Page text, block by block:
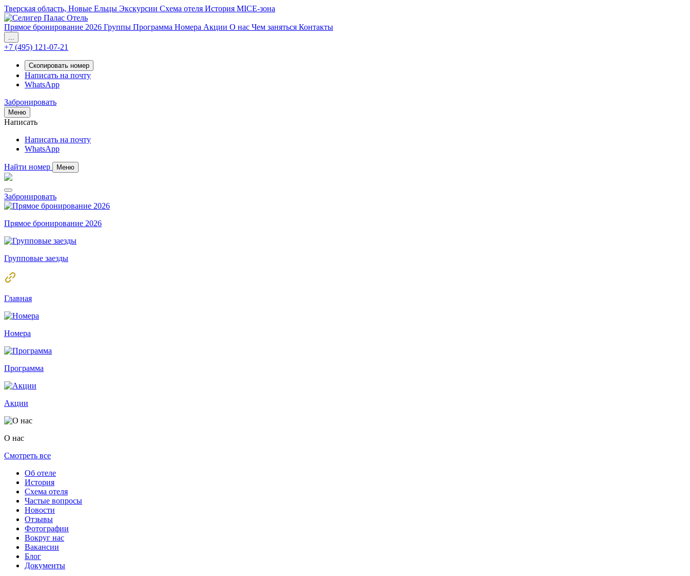
Тверская область, Новые Ельцы Экскурсии Схема отеля История MICE-зона
Прямое бронирование 2026 Группы Программа Номера Акции О нас Чем заняться Контакты
...
+7 (495) 121-07-21
Скопировать номер
Написать на почту
WhatsApp
Забронировать
Меню
Написать
Написать на почту
WhatsApp
Найти номер Меню
Забронировать
Прямое бронирование 2026
Групповые заезды
Главная
Номера
Программа
Акции
О нас
Смотреть все
Об отеле
История
Схема отеля
Частые вопросы
Новости
Отзывы
Фотографии
Вокруг нас
Вакансии
Блог
Документы